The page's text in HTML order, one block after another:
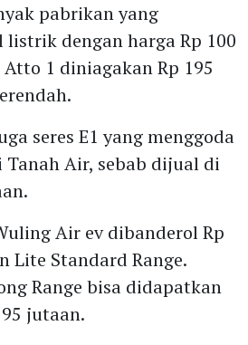
pabrikan yang
dengan harga Rp 100
1 diniagakan Rp 195
seres E1 yang menggoda
Air, sebab dijual di
Air ev dibanderol Rp
Lite Standard Range.
Range bisa didapatkan
jutaan.